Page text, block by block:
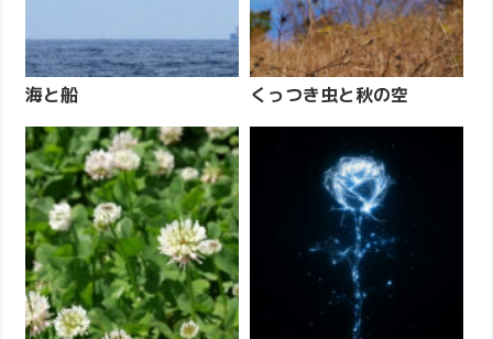
海と船 くっつき虫と秋の空